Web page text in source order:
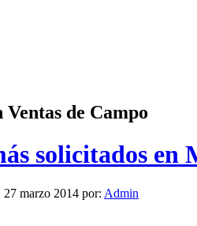
de Campo
solicitados en
27 marzo 2014 por: Admin